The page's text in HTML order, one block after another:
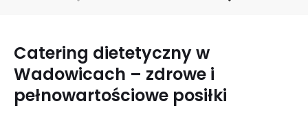
Catering dietetyczny w
Wadowicach – zdrowe i
pełnowartościowe posiłki